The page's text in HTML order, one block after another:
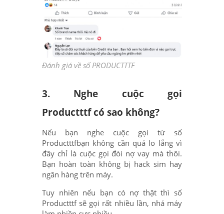
Đánh giá về số PRODUCTTTF
3. Nghe cuộc gọi
Productttf có sao không?
Nếu bạn nghe cuộc gọi từ số
Productttfbạn không cần quá lo lắng vì
đây chỉ là cuộc gọi đòi nợ vay mà thôi.
Bạn hoàn toàn không bị hack sim hay
ngân hàng trên máy.
Tuy nhiên nếu bạn có nợ thật thì số
Productttf sẽ gọi rất nhiều lần, nhá máy